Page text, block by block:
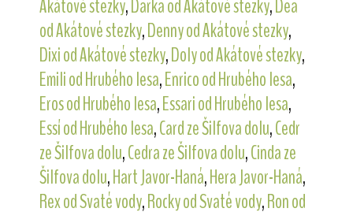
Akátové stezky,Darka od Akátové stezky,Dea
od Akátové stezky,Denny od Akátové stezky,
Dixi od Akátové stezky,Doly od Akátové stezky,
Emili od Hrubého lesa,Enrico od Hrubého lesa,
Eros od Hrubého lesa,Essari od Hrubého lesa,
Essí od Hrubého lesa,Card ze Šilfova dolu,Cedr
ze Šilfova dolu,Cedra ze Šilfova dolu,Cinda ze
Šilfova dolu,Hart Javor-Haná,Hera Javor-Haná,
Rex od Svaté vody,Rocky od Svaté vody,Ron od